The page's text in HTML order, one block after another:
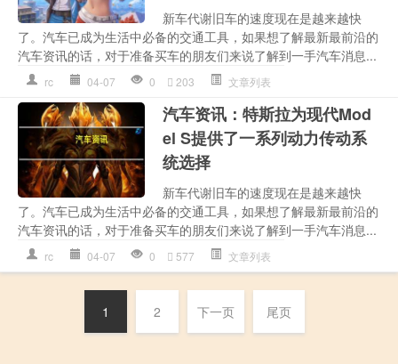
新车代谢旧车的速度现在是越来越快
了。汽车已成为生活中必备的交通工具，如果想了解最新最前沿的
汽车资讯的话，对于准备买车的朋友们来说了解到一手汽车消息...
rc 04-07 0 203 文章列表
汽车资讯：​特斯拉为现代Mod
el S提供了一系列动力传动系
统选择
新车代谢旧车的速度现在是越来越快
了。汽车已成为生活中必备的交通工具，如果想了解最新最前沿的
汽车资讯的话，对于准备买车的朋友们来说了解到一手汽车消息...
rc 04-07 0 577 文章列表
1 2 下一页 尾页